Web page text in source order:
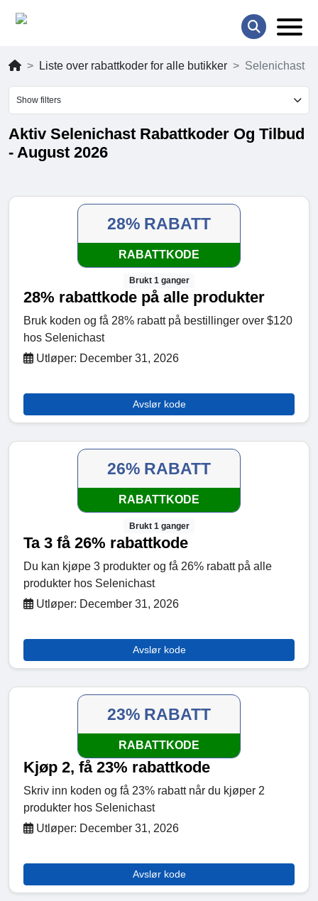
Liste over rabattkoder for alle butikker Selenichast
Show filters
Aktiv Selenichast Rabattkoder Og Tilbud
- August 2026
28% RABATT
RABATTKODE
Brukt 1 ganger
28% rabattkode på alle produkter
Bruk koden og få 28% rabatt på bestillinger over $120
hos Selenichast
Utløper: December 31, 2026
Avslør kode
26% RABATT
RABATTKODE
Brukt 1 ganger
Ta 3 få 26% rabattkode
Du kan kjøpe 3 produkter og få 26% rabatt på alle
produkter hos Selenichast
Utløper: December 31, 2026
Avslør kode
23% RABATT
RABATTKODE
Kjøp 2, få 23% rabattkode
Skriv inn koden og få 23% rabatt når du kjøper 2
produkter hos Selenichast
Utløper: December 31, 2026
Avslør kode